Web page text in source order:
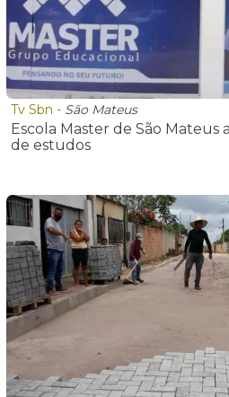
Tv Sbn - São Mateus
Escola Master de São Mateus
de estudos